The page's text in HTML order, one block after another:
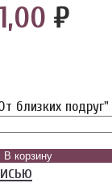
₽
близких подруг"
В корзину